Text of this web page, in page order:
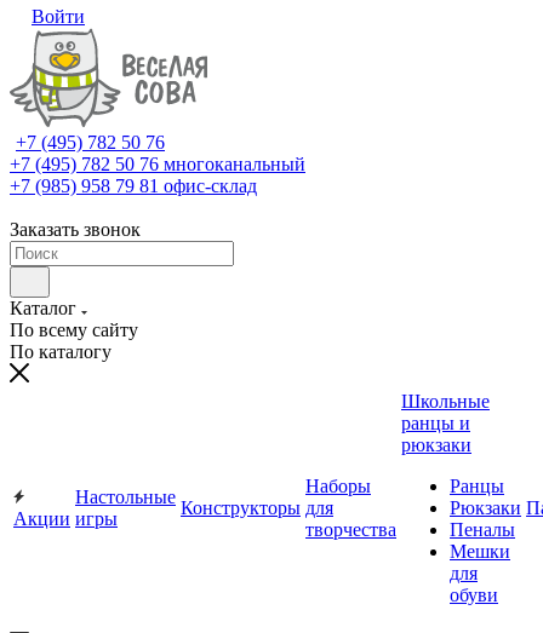
Войти
+7 (495) 782 50 76
+7 (495) 782 50 76 многоканальный
+7 (985) 958 79 81 офис-склад
Заказать звонок
Каталог
По всему сайту
По каталогу
Акции
Настольные
игры
Конструкторы
Наборы
для
творчества
Школьные
ранцы и
рюкзаки
Ранцы
Рюкзаки
Пеналы
Мешки
для
обуви